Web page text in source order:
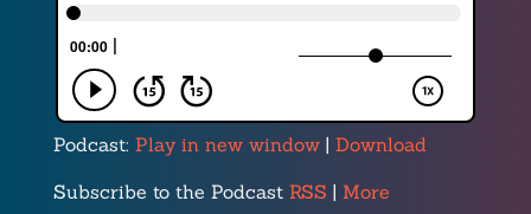
Podcast: Play in new window| Download
Subscribe to the Podcast RSS | More